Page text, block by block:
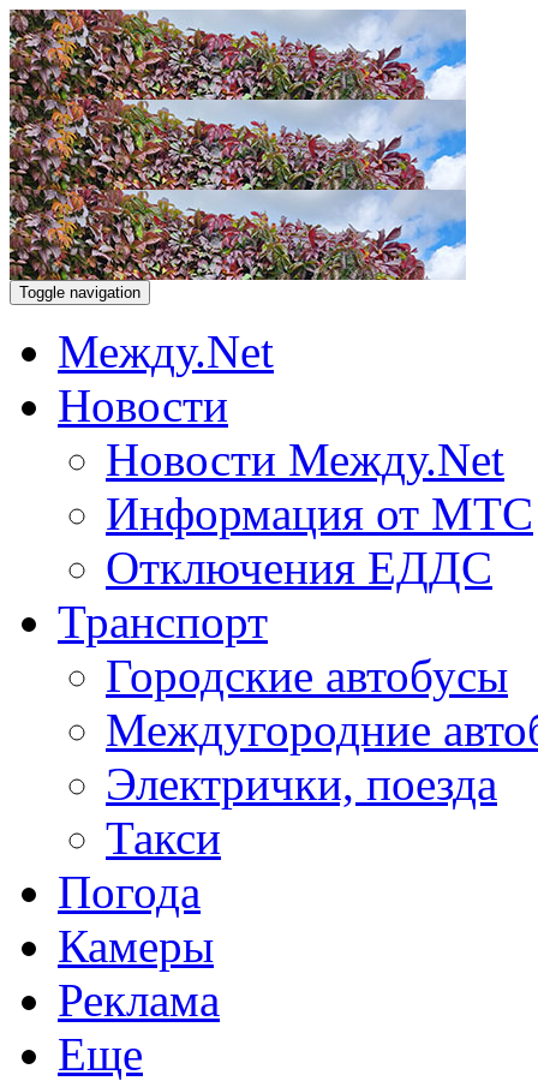
Toggle navigation
Между.Net
Новости
Новости Между.Net
Информация от МТС
Отключения ЕДДС
Транспорт
Городские автобусы
Междугородние
Электрички, поезда
Такси
Погода
Камеры
Реклама
Еще